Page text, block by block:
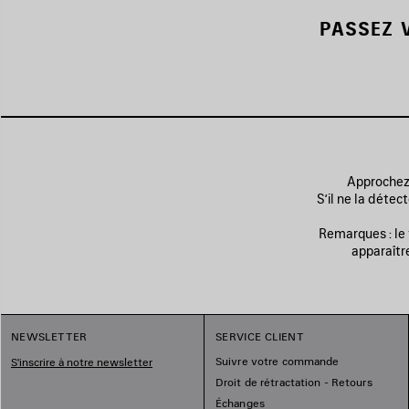
PASSEZ
S’il ne la
Remarques :
NEWSLETTER
S'inscrire à notre newsletter
SERVICE CLIENT
Suivre votre commande
Droit de rétractation - Retours
Échanges